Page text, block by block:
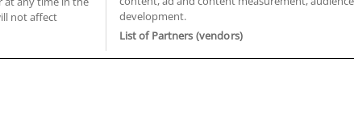
Cádiz
Córdoba
Girona
Cursos en Lleida
Cursos en Madrid
Cursos en Murcia
Cursos en Málaga
not affect
development.
List of Partners (vendors)